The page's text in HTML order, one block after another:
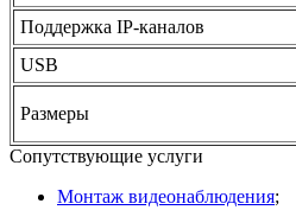
Поддержка IP-каналов
USB
Размеры
Сопутствующие услуги
Монтаж видеонаблюдения;